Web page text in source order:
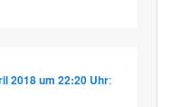
2018 um 22:20 Uhr: